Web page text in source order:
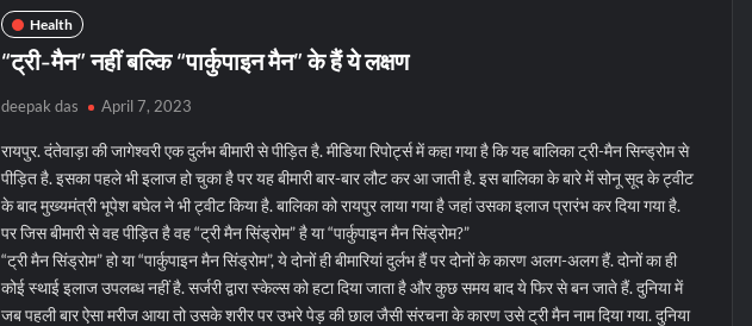
Health
“ट्री-मैन” नहीं बल्कि “पार्कुपाइन मैन” के हैं ये लक्षण
deepak das April 7, 2023
रायपुर. दंतेवाड़ा की जागेश्वरी एक दुर्लभ बीमारी से पीड़ित है. मीडिया रिपोर्ट्स में कहा गया है कि यह बालिका ट्री-मैन सिन्ड्रोम से
पीड़ित है. इसका पहले भी इलाज हो चुका है पर यह बीमारी बार-बार लौट कर आ जाती है. इस बालिका के बारे में सोनू सूद के ट्वीट
के बाद मुख्यमंत्री भूपेश बघेल ने भी ट्वीट किया है. बालिका को रायपुर लाया गया है जहां उसका इलाज प्रारंभ कर दिया गया है.
पर जिस बीमारी से वह पीड़ित है वह “ट्री मैन सिंड्रोम” है या “पार्कुपाइन मैन सिंड्रोम?”
“ट्री मैन सिंड्रोम” हो या “पार्कुपाइन मैन सिंड्रोम”, ये दोनों ही बीमारियां दुर्लभ हैं पर दोनों के कारण अलग-अलग हैं. दोनों का ही
कोई स्थाई इलाज उपलब्ध नहीं है. सर्जरी द्वारा स्केल्स को हटा दिया जाता है और कुछ समय बाद ये फिर से बन जाते हैं. दुनिया में
जब पहली बार ऐसा मरीज आया तो उसके शरीर पर उभरे पेड़ की छाल जैसी संरचना के कारण उसे ट्री मैन नाम दिया गया. दुनिया